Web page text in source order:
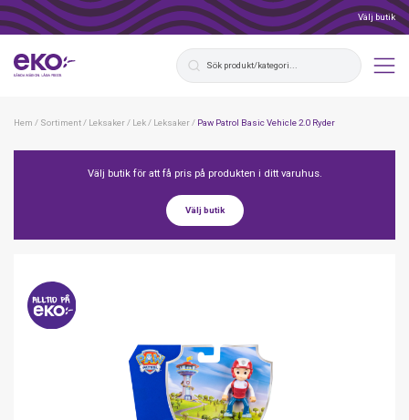
Välj butik
Hem / Sortiment/ Leksaker/ Lek/ Leksaker/ Paw Patrol Basic Vehicle 2.0 Ryder
Välj butik för att få pris på produkten i ditt varuhus.
Välj butik